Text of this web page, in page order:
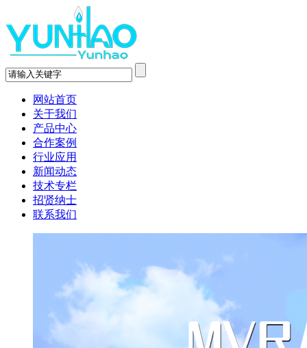
网站首页
关于我们
产品中心
合作案例
行业应用
新闻动态
技术专栏
招贤纳士
联系我们